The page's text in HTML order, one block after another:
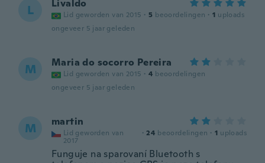
L Livaldo
Lid geworden van 2015 · 5 beoordelingen · 1 uploads
ongeveer 5 jaar geleden
M Maria do socorro Pereira
Lid geworden van 2015 · 4 beoordelingen
ongeveer 5 jaar geleden
M martin
Lid geworden van
2017
· 24 beoordelingen · 1 uploads
Funguje na sparovaní Bluetooth s